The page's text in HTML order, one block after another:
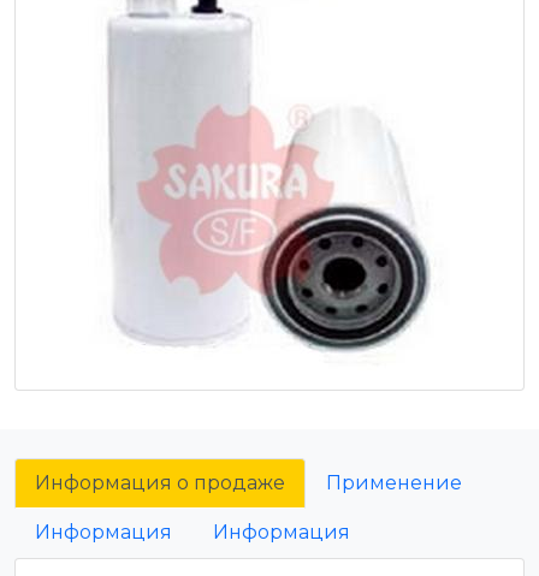
Информация о продаже Применение
Информация Информация